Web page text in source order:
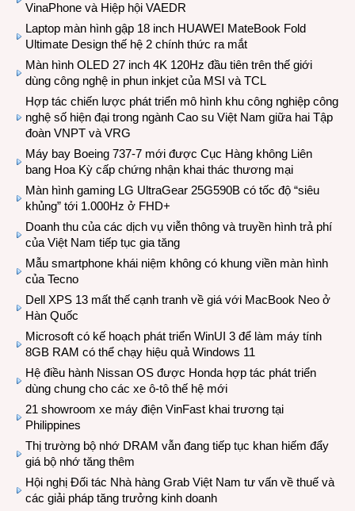
VinaPhone và Hiệp hội VAEDR
Laptop màn hình gập 18 inch HUAWEI MateBook Fold
Ultimate Design thế hệ 2 chính thức ra mắt
Màn hình OLED 27 inch 4K 120Hz đầu tiên trên thế giới
dùng công nghệ in phun inkjet của MSI và TCL
Hợp tác chiến lược phát triển mô hình khu công nghiệp công
nghệ số hiện đại trong ngành Cao su Việt Nam giữa hai Tập
đoàn VNPT và VRG
Máy bay Boeing 737-7 mới được Cục Hàng không Liên
bang Hoa Kỳ cấp chứng nhận khai thác thương mại
Màn hình gaming LG UltraGear 25G590B có tốc độ “siêu
khủng” tới 1.000Hz ở FHD+
Doanh thu của các dịch vụ viễn thông và truyền hình trả phí
của Việt Nam tiếp tục gia tăng
Mẫu smartphone khái niệm không có khung viền màn hình
của Tecno
Dell XPS 13 mất thế cạnh tranh về giá với MacBook Neo ở
Hàn Quốc
Microsoft có kế hoạch phát triển WinUI 3 để làm máy tính
8GB RAM có thể chạy hiệu quả Windows 11
Hệ điều hành Nissan OS được Honda hợp tác phát triển
dùng chung cho các xe ô-tô thế hệ mới
21 showroom xe máy điện VinFast khai trương tại
Philippines
Thị trường bộ nhớ DRAM vẫn đang tiếp tục khan hiếm đẩy
giá bộ nhớ tăng thêm
Hội nghị Đối tác Nhà hàng Grab Việt Nam tư vấn về thuế và
các giải pháp tăng trưởng kinh doanh